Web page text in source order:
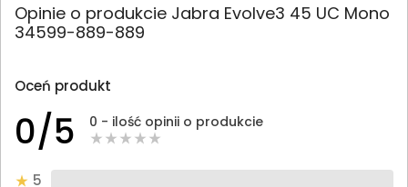
Opinie o produkcie Jabra Evolve3 45 UC Mono
34599-889-889
Oceń produkt
0/5 0 - ilość opinii o produkcie
5